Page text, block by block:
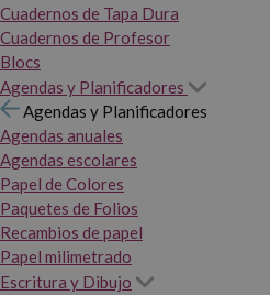
Cuadernos de Tapa Dura
Cuadernos de Profesor
Blocs
Agendas y Planificadores
Agendas y Planificadores
Agendas anuales
Agendas escolares
Papel de Colores
Paquetes de Folios
Recambios de papel
Papel milimetrado
Escritura y Dibujo